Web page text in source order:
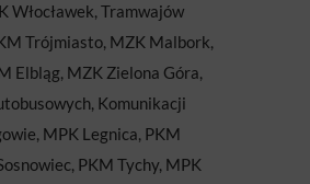
Włocławek, Tramwajów
Trójmiasto, MZK Malbork,
Elbląg, MZK Zielona Góra,
Komunikacji
MPK Legnica, PKM
PKM Tychy, MPK